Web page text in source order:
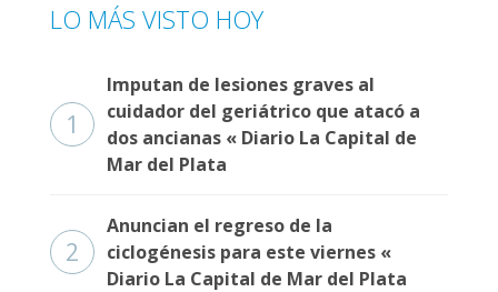
LO MÁS VISTO HOY
1
Imputan de lesiones graves al
cuidador del geriátrico que atacó a
dos ancianas « Diario La Capital de
Mar del Plata
2
Anuncian el regreso de la
ciclogénesis para este viernes «
Diario La Capital de Mar del Plata